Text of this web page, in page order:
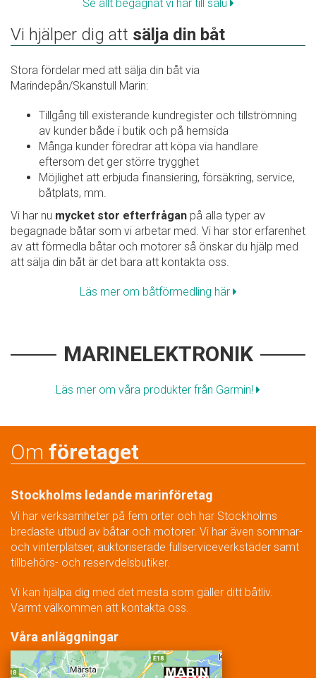
Se allt begagnat vi har till salu
Vi hjälper dig att sälja din båt
Stora fördelar med att sälja din båt via
Marindepån/Skanstull Marin:
Tillgång till existerande kundregister och tillströmning
av kunder både i butik och på hemsida
Många kunder föredrar att köpa via handlare
eftersom det ger större trygghet
Möjlighet att erbjuda finansiering, försäkring, service,
båtplats, mm.
Vi har nu mycket stor efterfrågan på alla typer av
begagnade båtar som vi arbetar med. Vi har stor erfarenhet
av att förmedla båtar och motorer så önskar du hjälp med
att sälja din båt är det bara att kontakta oss.
Läs mer om båtförmedling här
MARINELEKTRONIK
Läs mer om våra produkter från Garmin!
Om företaget
Stockholms ledande marinföretag
Vi har verksamheter på fem orter och har Stockholms
bredaste utbud av båtar och motorer. Vi har även sommar-
och vinterplatser, auktoriserade fullserviceverkstäder samt
tillbehörs- och reservdelsbutiker.
Vi kan hjälpa dig med det mesta som gäller ditt båtliv.
Varmt välkommen att kontakta oss.
Våra anläggningar